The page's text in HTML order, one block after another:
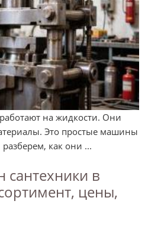
на жидкости. Они
Это простые машины
как они ...
сантехники в
цены,